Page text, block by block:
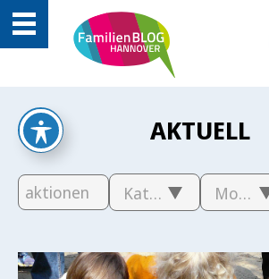
AKTUELL
Kategorie Monat